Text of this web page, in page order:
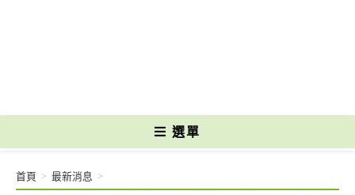
選單
首頁 > 最新消息 >